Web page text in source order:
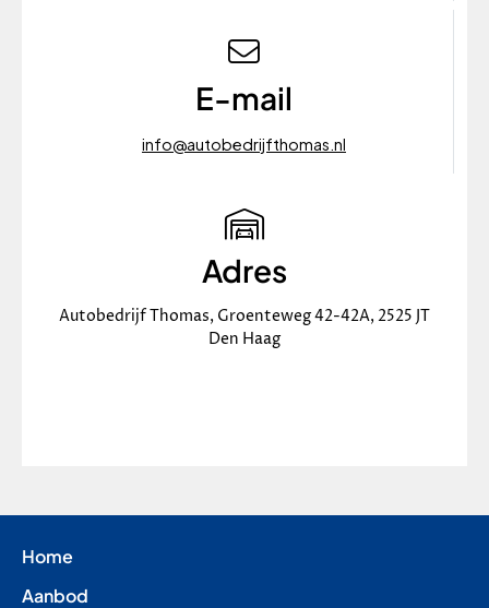
E-mail
info@autobedrijfthomas.nl
Adres
Autobedrijf Thomas, Groenteweg 42-42A, 2525 JT
Den Haag
Home
Aanbod